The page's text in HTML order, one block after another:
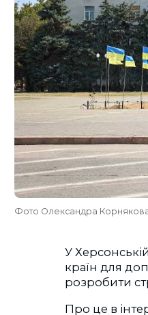
Фото Олександра
У
країн для
розробити
Про це в